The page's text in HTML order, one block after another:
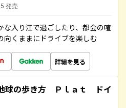
発売
な入り江で過ごしたり、都会の喧
くままにドライブを楽しむ
詳細を見る
球の歩き方 Ｐｌａｔ ドイ